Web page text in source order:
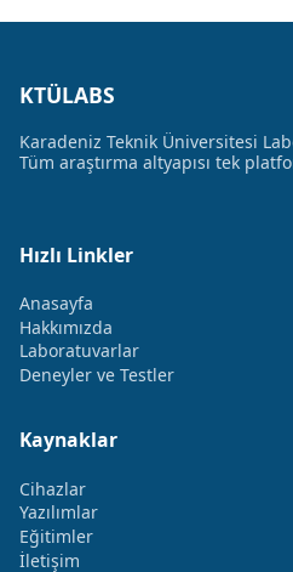
KTÜLABS
Karadeniz Teknik Üniversitesi
Tüm araştırma altyapısı tek
Hızlı Linkler
Anasayfa
Hakkımızda
Laboratuvarlar
Deneyler ve Testler
Kaynaklar
Cihazlar
Yazılımlar
Eğitimler
İletişim